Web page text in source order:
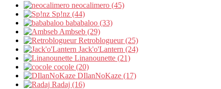
neocalimero (45)
Sp!nz (44)
bababaloo (33)
Ambseb (29)
Retroblogueur (25)
Jack'o'Lantern (24)
Linanounette (21)
cocole (20)
DIlanNoKaze (17)
Radaj (16)